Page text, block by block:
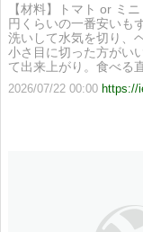
【材料】トマト or ミ
円くらいの一番安いも
洗いして水気を切り、
小さ目に切った方がい
て出来上がり。食べる
2026/07/22 00:00 https://